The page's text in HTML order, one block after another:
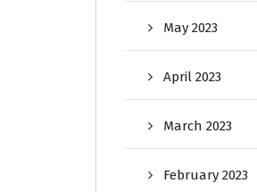
May 2023
April 2023
March 2023
February 2023